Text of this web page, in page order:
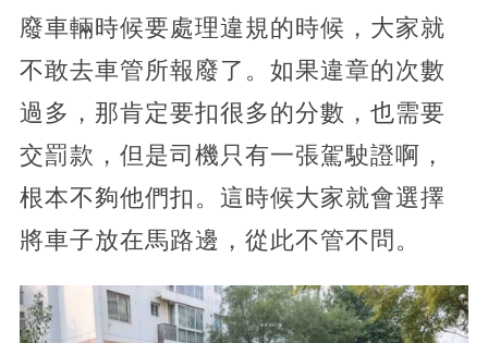
廢車輛時候要處理違規的時候，大家就
不敢去車管所報廢了。如果違章的次數
過多，那肯定要扣很多的分數，也需要
交罰款，但是司機只有一張駕駛證啊，
根本不夠他們扣。這時候大家就會選擇
將車子放在馬路邊，從此不管不問。